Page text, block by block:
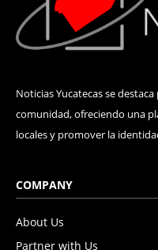
Noticias Yucatecas se
comunidad, ofreciendo una
locales y promover la
COMPANY
About Us
Partner with Us